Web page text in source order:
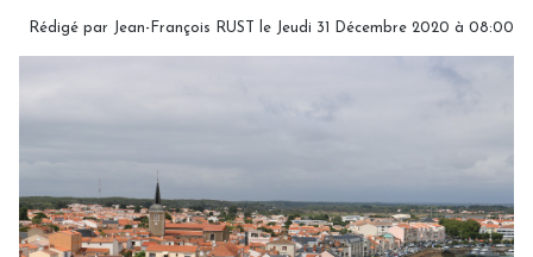
Rédigé par Jean-François RUST le Jeudi 31 Décembre 2020 à 08:00